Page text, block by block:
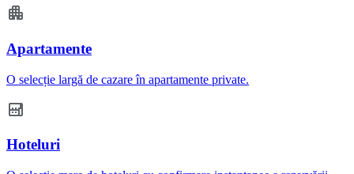
Apartamente
O selecție largă de cazare în apartamente private.
Hoteluri